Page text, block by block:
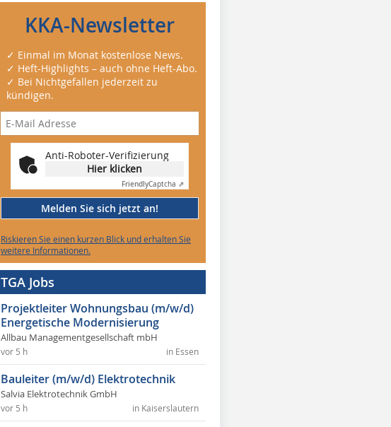
KKA-Newsletter
✓ Einmal im Monat kostenlose News.
✓ Heft-Highlights – auch ohne Heft-Abo.
✓ Bei Nichtgefallen jederzeit zu
kündigen.
Anti-Roboter-Verifizierung
Hier klicken
FriendlyCaptcha ⇗
Melden Sie sich jetzt an!
Riskieren Sie einen kurzen Blick und erhalten Sie
weitere Informationen.
TGA Jobs
Projektleiter Wohnungsbau (m/w/d)
Energetische Modernisierung
Allbau Managementgesellschaft mbH
in Essen
vor 5 h
Bauleiter (m/w/d) Elektrotechnik
Salvia Elektrotechnik GmbH
in Kaiserslautern
vor 5 h